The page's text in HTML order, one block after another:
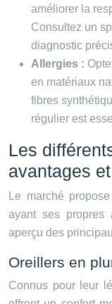
améliorer la
Consultez un
diagnostic
Allergies :
en matériaux
fibres
régulier est
Les
avantages
Le marché
ayant ses propres
aperçu des
Oreillers en
Connus pour leur